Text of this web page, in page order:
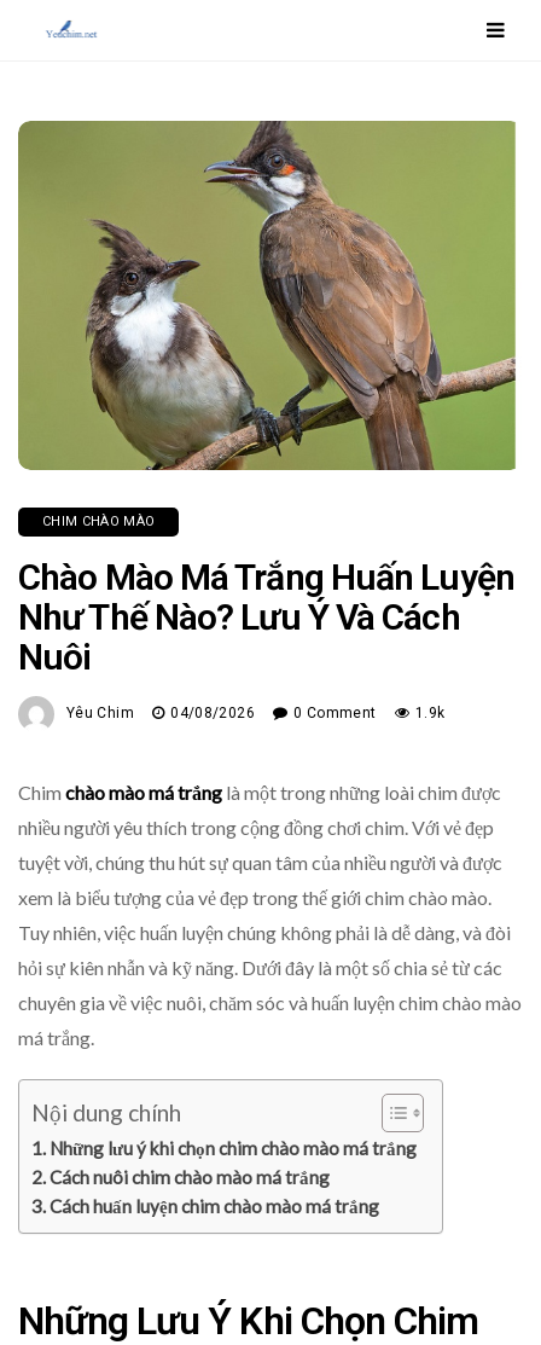
CHIM CHÀO MÀO
Chào Mào Má Trắng Huấn Luyện
Như Thế Nào? Lưu Ý Và Cách
Nuôi
Yêu Chim 04/08/2026 0 Comment 1.9k
Chim chào mào má trắng là một trong những loài chim được
nhiều người yêu thích trong cộng đồng chơi chim. Với vẻ đẹp
tuyệt vời, chúng thu hút sự quan tâm của nhiều người và được
xem là biểu tượng của vẻ đẹp trong thế giới chim chào mào.
Tuy nhiên, việc huấn luyện chúng không phải là dễ dàng, và đòi
hỏi sự kiên nhẫn và kỹ năng. Dưới đây là một số chia sẻ từ các
chuyên gia về việc nuôi, chăm sóc và huấn luyện chim chào mào
má trắng.
Nội dung chính
Những lưu ý khi chọn chim chào mào má trắng
Cách nuôi chim chào mào má trắng
Cách huấn luyện chim chào mào má trắng
Những Lưu Ý Khi Chọn Chim